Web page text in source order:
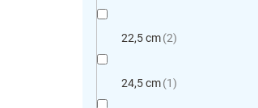
22,5 cm 2
24,5 cm 1